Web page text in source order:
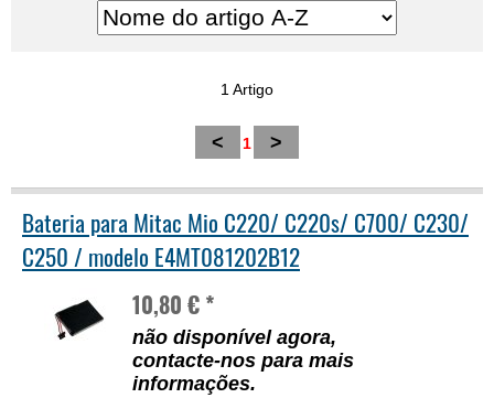
1 Artigo
< 1 >
Bateria para Mitac Mio C220/ C220s/ C700/ C230/
C250 / modelo E4MT081202B12
10,80 € *
não disponível agora,
contacte-nos para mais
informações.